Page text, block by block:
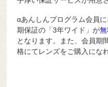
αあんしんプログラム会員
期保証の「3年ワイド」が
となります。また、会員期
格にてレンズをご購入にな